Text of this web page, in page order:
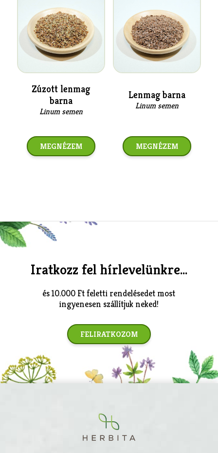
Zúzott lenmag
barna
Linum semen
MEGNÉZEM
Lenmag barna
Linum semen
MEGNÉZEM
Iratkozz fel hírlevelünkre...
és 10.000 Ft feletti rendelésedet most
ingyenesen szállítjuk neked!
FELIRATKOZOM